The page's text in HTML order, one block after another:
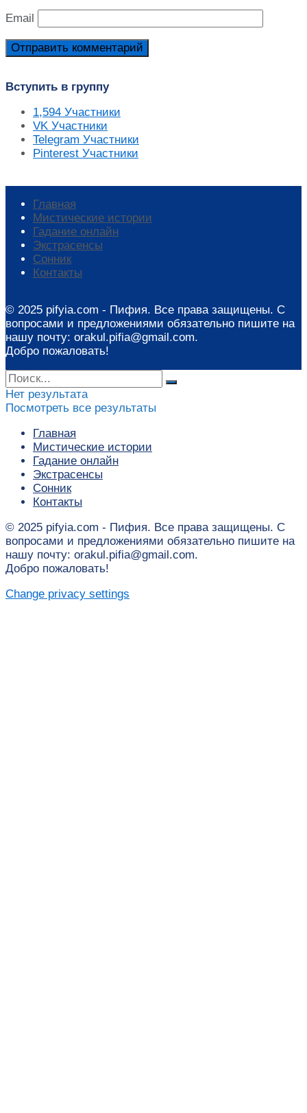
Email
Вступить в группу
1,594 Участники
VK Участники
Telegram Участники
Pinterest Участники
Главная
Мистические истории
Гадание онлайн
Экстрасенсы
Сонник
Контакты
© 2025 pifyia.com - Пифия. Все права защищены. С
вопросами и предложениями обязательно пишите на
нашу почту: orakul.pifia@gmail.com.
Добро пожаловать!
Нет результата
Посмотреть все результаты
Главная
Мистические истории
Гадание онлайн
Экстрасенсы
Сонник
Контакты
© 2025 pifyia.com - Пифия. Все права защищены. С
вопросами и предложениями обязательно пишите на
нашу почту: orakul.pifia@gmail.com.
Добро пожаловать!
Change privacy settings